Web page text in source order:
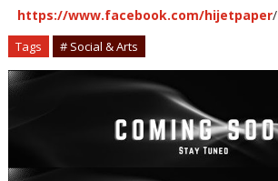
https://www.facebook.com/hijetpaper/
Tags # Social & Arts